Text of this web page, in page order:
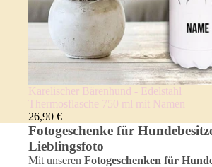
Karelischer Bärenhund - Edelstahl
Thermosflasche 750 ml mit Namen
26,90 €
Fotogeschenke für
Lieblingsfoto
Mit unseren Fotogeschenken für